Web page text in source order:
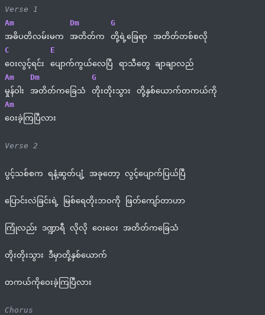
Verse 1
Am
အဓိပတိလမ်းမက
Dm
အတိတ်က
G
တို့ရဲ့ခြေရာ
အတိတ်တစ်စလို
C
ဝေးလွင့်ရင်း
E
ပျောက်ကွယ်လေပြီ
ရာသီတွေ ချာချာလည်
Am
မှုန်ဝါး
Dm
အတိတ်ကခြေသံ
G
တိုးတိုးသွား
တို့နှစ်ယောက်တကယ်ကို
Am
ဝေးခဲ့ကြပြီလား
Verse 2
ပွင့်သစ်စက ရနံ့ဆွတ်ပျံ့ အခုတော့ လွင့်ပျောက်ပြယ်ပြီ
ပြောင်းလဲခြင်းရဲ့ မြစ်ရေတိုးဘဝကို ဖြတ်ကျော်တာဟာ
ကြုံလည်း ဒဏ္ဍာရီ လိုလို ဝေးဝေး အတိတ်ကခြေသံ
တိုးတိုးသွား ဒီမှာတို့နှစ်ယောက်
တကယ်ကိုဝေးခဲ့ကြပြီလား
Chorus